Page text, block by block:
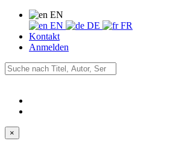
EN
EN
DE
FR
Kontakt
Anmelden
×